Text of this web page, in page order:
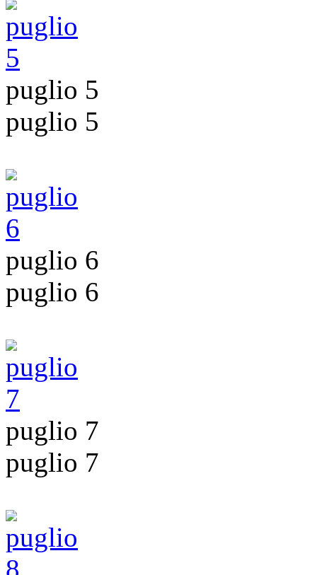
puglio 5
puglio 5
puglio 6
puglio 6
puglio 7
puglio 7